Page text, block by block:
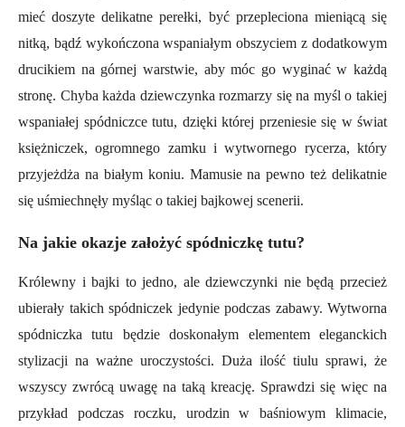
mieć doszyte delikatne perełki, być przepleciona mieniącą się
nitką, bądź wykończona wspaniałym obszyciem z dodatkowym
drucikiem na górnej warstwie, aby móc go wyginać w każdą
stronę. Chyba każda dziewczynka rozmarzy się na myśl o takiej
wspaniałej spódniczce tutu, dzięki której przeniesie się w świat
księżniczek, ogromnego zamku i wytwornego rycerza, który
przyjeżdża na białym koniu. Mamusie na pewno też delikatnie
się uśmiechnęły myśląc o takiej bajkowej scenerii.
Na jakie okazje założyć spódniczkę tutu?
Królewny i bajki to jedno, ale dziewczynki nie będą przecież
ubierały takich spódniczek jedynie podczas zabawy. Wytworna
spódniczka tutu będzie doskonałym elementem eleganckich
stylizacji na ważne uroczystości. Duża ilość tiulu sprawi, że
wszyscy zwrócą uwagę na taką kreację. Sprawdzi się więc na
przykład podczas roczku, urodzin w baśniowym klimacie,